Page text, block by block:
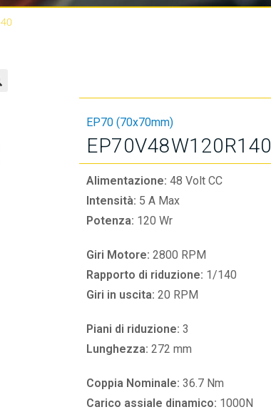
EP70 (70x70mm)
EP70V48W120R140
Alimentazione: 48 Volt CC
Intensità: 5 A Max
Potenza: 120 Wr
Giri Motore: 2800 RPM
Rapporto di riduzione: 1/140
Giri in uscita: 20 RPM
Piani di riduzione: 3
Lunghezza: 272 mm
Coppia Nominale: 36.7 Nm
Carico assiale dinamico: 1000N